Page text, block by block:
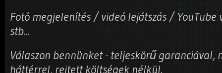
Fotó megjelenítés / videó lejátszás / YouTube
stb...
Válaszon bennünket - teljeskörű garanciával,
háttérrel, rejtett költségek nélkül.